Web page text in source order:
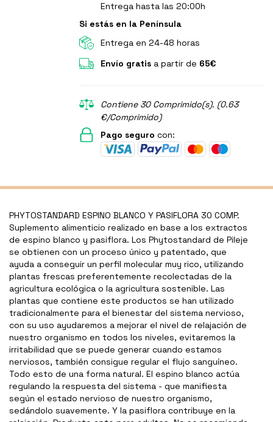
Entrega hasta las 20:00h
Si estás en la Península
Entrega en 24-48 horas
Envío gratisa partir de 65€
Contiene 30 Comprimido(s). (0.63
€/Comprimido)
Pago seguro con:
PHYTOSTANDARD ESPINO BLANCO Y PASIFLORA 30 COMP.
Suplemento alimenticio realizado en base a los extractos
de espino blanco y pasiflora. Los Phytostandard de Pileje
se obtienen con un proceso único y patentado, que
ayuda a conseguir un perfil molecular muy rico, utilizando
plantas frescas preferentemente recolectadas de la
agricultura ecológica o la agricultura sostenible. Las
plantas que contiene este productos se han utilizado
tradicionalmente para el bienestar del sistema nervioso,
con su uso ayudaremos a mejorar el nivel de relajación de
nuestro organismo en todos los niveles, evitaremos la
irritabilidad que se puede generar cuando estamos
nerviosos, también consigue regular el flujo sanguíneo.
Todo esto de una forma natural. El espino blanco actúa
regulando la respuesta del sistema - que manifiesta
según el estado nervioso de nuestro organismo,
sedándolo suavemente. Y la pasiflora contribuye en la